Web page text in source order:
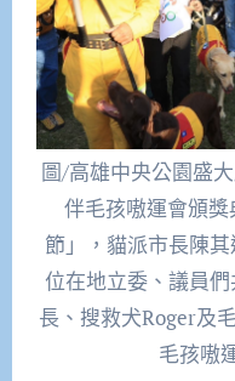
圖/高雄中央公園盛
伴毛孩嗷運會頒
節」，貓派市長陳
位在地立委、議員
長、搜救犬Roger及
毛孩嗷